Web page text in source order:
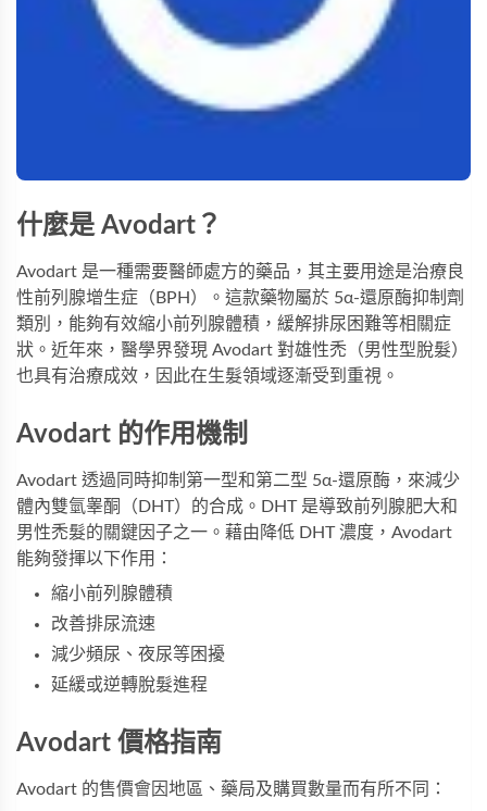
什麼是 Avodart？
Avodart 是一種需要醫師處方的藥品，其主要用途是治療良
性前列腺增生症（BPH）。這款藥物屬於 5α-還原酶抑制劑
類別，能夠有效縮小前列腺體積，緩解排尿困難等相關症
狀。近年來，醫學界發現 Avodart 對雄性禿（男性型脫髮）
也具有治療成效，因此在生髮領域逐漸受到重視。
Avodart 的作用機制
Avodart 透過同時抑制第一型和第二型 5α-還原酶，來減少
體內雙氫睾酮（DHT）的合成。DHT 是導致前列腺肥大和
男性禿髮的關鍵因子之一。藉由降低 DHT 濃度，Avodart
能夠發揮以下作用：
縮小前列腺體積
改善排尿流速
減少頻尿、夜尿等困擾
延緩或逆轉脫髮進程
Avodart 價格指南
Avodart 的售價會因地區、藥局及購買數量而有所不同：